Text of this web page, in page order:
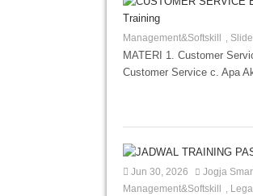
Management&Softskill
MATERI 1. Customer
Customer Service c. Apa
Jun 30, 2026 Jogja
Management&Softskill
Legal